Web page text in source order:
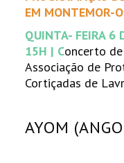
EM MONTEMOR-
QUINTA- FEIRA 6
15H | Concerto de
Associação de
Cortiçadas de
AYOM